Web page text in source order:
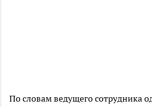
По словам ведущего сотрудника